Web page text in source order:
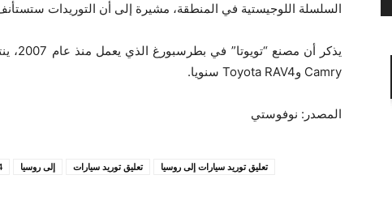
السلسلة اللوجيستية في المنطقة، مشيرة إلى أن التوريدات
Camry وToyota RAV4 سنويا.
المصدر: نوفوستي
إلى روسيا تعليق توريد سيارات
تعليق توريد سيارات إلى روسيا